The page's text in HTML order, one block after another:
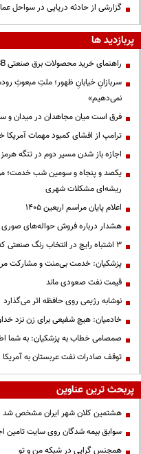
گزارشی از حادثه دریایی در سواحل
پربازدید ها
راهنمای خرید محصولات برق صنعتی ABB
سربازانِ خیابانِ ظهور؛ ملتِ مبعوثِ
نمی‌دهیم»
فرق است میان مجاهدان در میدان و
ترامپ از افشای کمبود مهمات
اجازه باز شدن مسیر دوم در تنگه هرمز
یکصد و پنجاه و سومین شب خدمت؛
ریشه‌ای مشکلات شهری
اعلام پایان مراسم اربعین ۱۴۰۵
هشدار درباره فروش حواله‌های صوری
3 اشتباه رایج در انتخاب رنگ صنعتی که هزینه‌اش را سال‌ها می‌پردازید...
پزشکیان: خدمت بی‌منت و مشارکت
قیمت نفت صعودی ماند
نوشابه رژیمی روی حافظه اثر می‌گذارد
خادمیان: هیچ شفیعی برای زن نزد
صمصامی خطاب به پزشکیان: به شما
توقف صادرات نفت عربستان به آمریکا
پربحث ترین عناوین
هشتمین کلان شهر ایران مشخص شد
سوابق بیمه شدگان روی سایت تامین
همجنس گرایی در شبکه من و تو